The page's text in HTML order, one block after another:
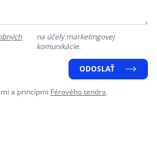
na účely marketingovej
komunikácie.
ODOSLAŤ
a princípmi Férového tendra.